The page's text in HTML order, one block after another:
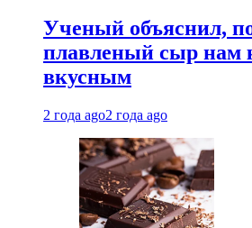
Ученый объяснил,
плавленый сыр нам
вкусным
2 года ago2 года ago